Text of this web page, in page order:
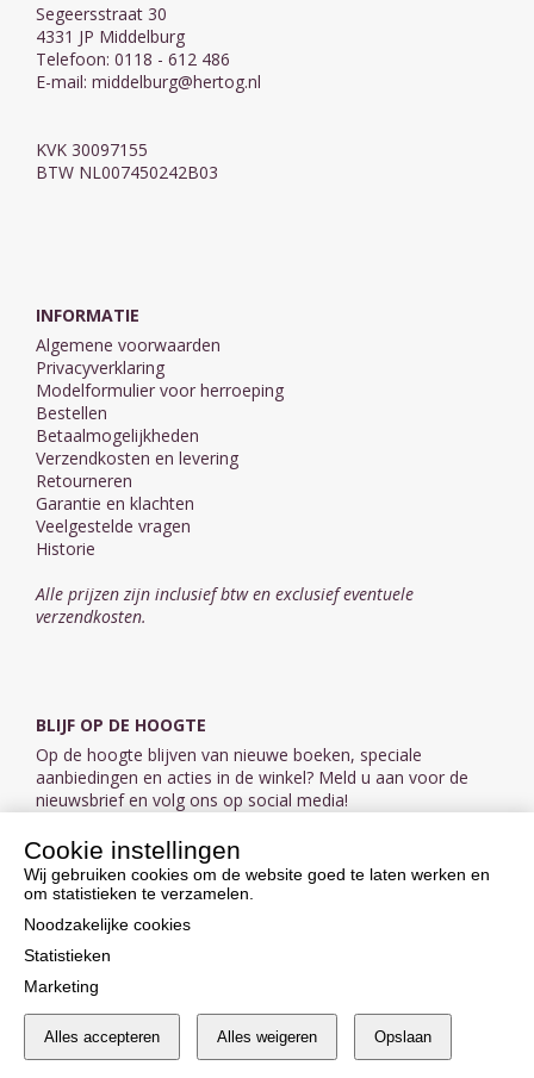
Segeersstraat 30
4331 JP Middelburg
Telefoon: 0118 - 612 486
E-mail: middelburg@hertog.nl
KVK 30097155
BTW NL007450242B03
INFORMATIE
Algemene voorwaarden
Privacyverklaring
Modelformulier voor herroeping
Bestellen
Betaalmogelijkheden
Verzendkosten en levering
Retourneren
Garantie en klachten
Veelgestelde vragen
Historie
Alle prijzen zijn inclusief btw en exclusief eventuele
verzendkosten.
BLIJF OP DE HOOGTE
Op de hoogte blijven van nieuwe boeken, speciale
aanbiedingen en acties in de winkel? Meld u aan voor de
nieuwsbrief en volg ons op social media!
Aanmelden nieuwsbrief
VOLG ONS OP SOCIAL MEDIA
Cookie instellingen
Cookie instellingen
Wij gebruiken cookies om de website goed te laten werken en
om statistieken te verzamelen.
Noodzakelijke cookies
Statistieken
Marketing
Alles accepteren Alles weigeren Opslaan